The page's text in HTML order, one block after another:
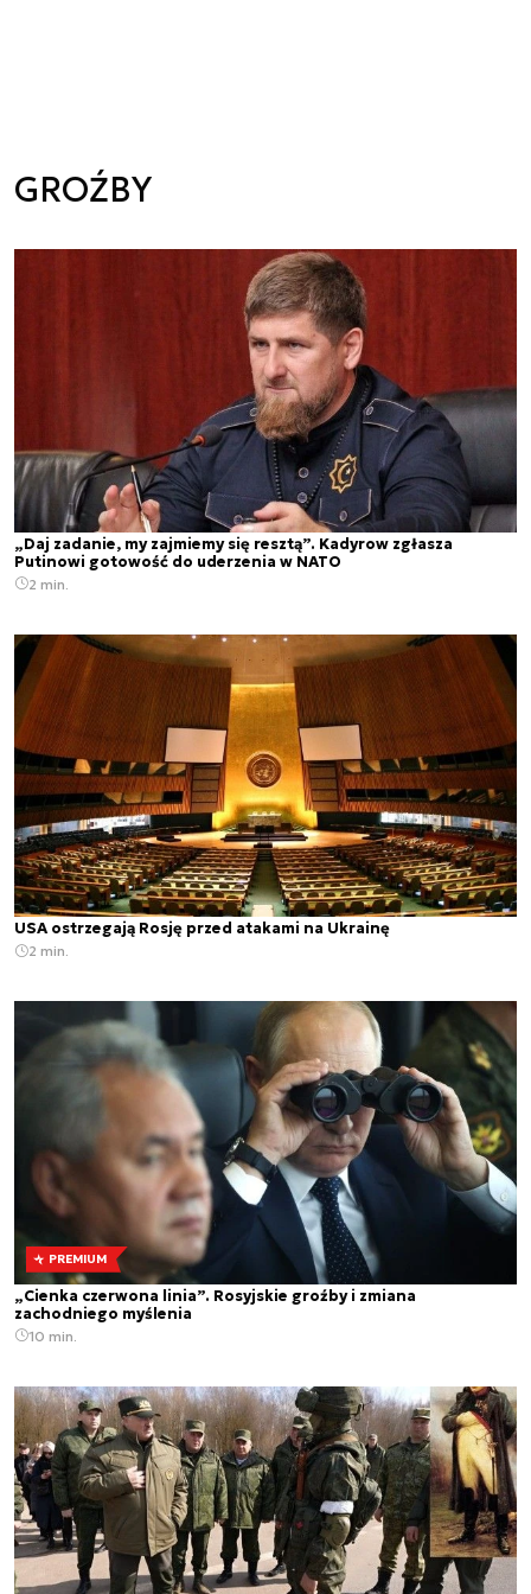
GROŹBY
„Daj zadanie, my zajmiemy się resztą”. Kadyrow zgłasza
Putinowi gotowość do uderzenia w NATO
2 min.
USA ostrzegają Rosję przed atakami na Ukrainę
2 min.
PREMIUM
„Cienka czerwona linia”. Rosyjskie groźby i zmiana
zachodniego myślenia
10 min.